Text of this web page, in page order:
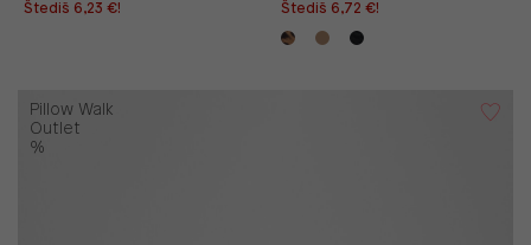
Štediš 6,23 €!
Štediš 6,72 €!
Pillow Walk
Outlet
%